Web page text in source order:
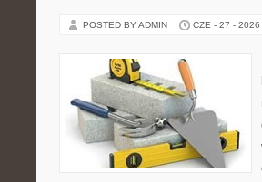
POSTED BY ADMIN CZE - 27 - 2026